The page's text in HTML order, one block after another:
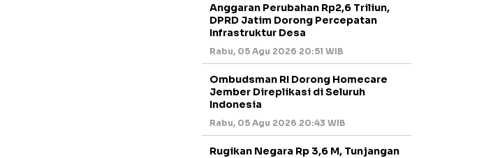
Anggaran Perubahan Rp2,6 Triliun,
DPRD Jatim Dorong Percepatan
Infrastruktur Desa
Rabu, 05 Agu 2026 20:51 WIB
Ombudsman RI Dorong Homecare
Jember Direplikasi di Seluruh
Indonesia
Rabu, 05 Agu 2026 20:43 WIB
Rugikan Negara Rp 3,6 M, Tunjangan